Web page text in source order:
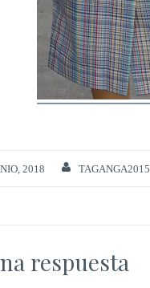
2018 TAGANGA2015
respuesta